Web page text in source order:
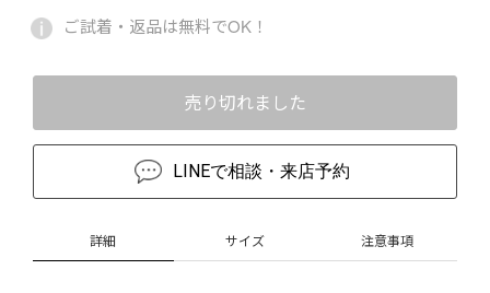
ご試着・返品は無料でOK！
売り切れました
LINEで相談・来店予約
詳細 サイズ 注意事項